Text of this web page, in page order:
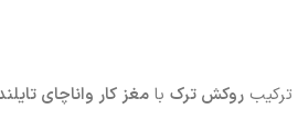
روکش ترک با مغز کار واناچای